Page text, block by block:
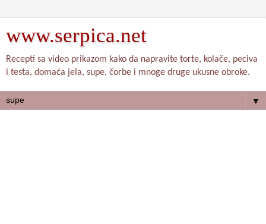
www.serpica.net
Recepti sa video prikazom kako da napravite torte, kolače, peciva
i testa, domaća jela, supe, čorbe i mnoge druge ukusne obroke.
▼